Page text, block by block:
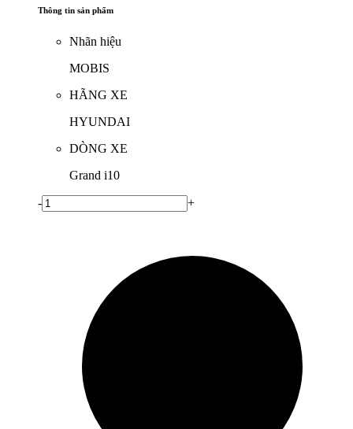
Thông tin sản phẩm
Nhãn hiệu
MOBIS
HÃNG XE
HYUNDAI
DÒNG XE
Grand i10
- +